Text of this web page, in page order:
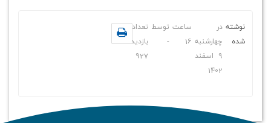
نوشته
شده
در
چهارشنبه
9 اسفند
1402
ساعت
16
توسط
-
تعداد
بازدید
927